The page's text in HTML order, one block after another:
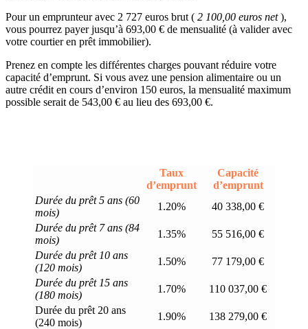
Pour un emprunteur avec 2 727 euros brut ( 2 100,00 euros net),
vous pourrez payer jusqu’à 693,00 € de mensualité (à valider avec
votre courtier en prêt immobilier).
Prenez en compte les différentes charges pouvant réduire votre
capacité d’emprunt. Si vous avez une pension alimentaire ou un
autre crédit en cours d’environ 150 euros, la mensualité maximum
possible serait de 543,00 € au lieu des 693,00 €.
Taux
d’emprunt
Capacité
d’emprunt
Durée du prêt 5 ans (60
mois)
1.20%
40 338,00 €
Durée du prêt 7 ans (84
mois)
1.35%
55 516,00 €
Durée du prêt 10 ans
(120 mois)
1.50%
77 179,00 €
Durée du prêt 15 ans
(180 mois)
1.70%
110 037,00 €
Durée du prêt 20 ans
(240 mois)
1.90%
138 279,00 €